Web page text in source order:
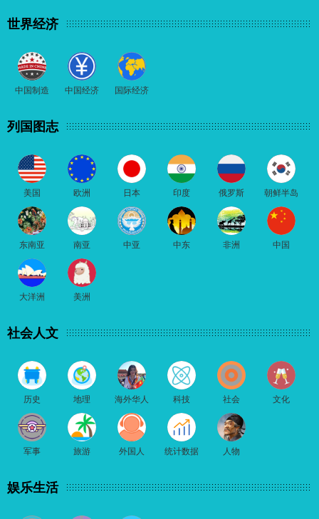
世界经济
中国制造 中国经济 国际经济
列国图志
美国 欧洲 日本 印度 俄罗斯 朝鲜半岛
东南亚 南亚 中亚 中东 非洲 中国
大洋洲 美洲
社会人文
历史 地理 海外华人 科技 社会 文化
军事 旅游 外国人 统计数据 人物
娱乐生活